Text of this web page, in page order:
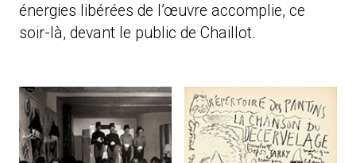
énergies libérées de l’œuvre accomplie, ce
soir-là, devant le public de Chaillot.